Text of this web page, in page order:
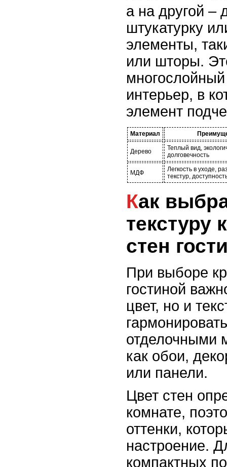
а на другой –
штукатурку
элементы,
или шторы.
интерьер, в
элемент
Материал
Дерево
Теплый вид,
долговечность
МДФ
Легкость в уходе,
текстур,
Как выбрать цвет и
текстуру
стен
При выборе
гостиной
цвет, но и
отделочными
как обои,
или панели.
Цвет стен
комнате,
оттенки,
настроение.
компактных